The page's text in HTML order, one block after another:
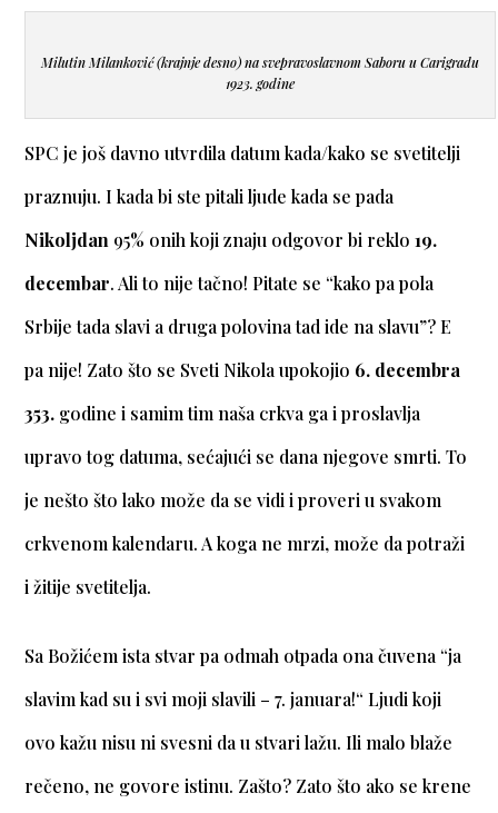
Milutin Milanković (krajnje desno) na svepravoslavnom Saboru u Carigradu
1923. godine
SPC je još davno utvrdila datum kada/kako se svetitelji
praznuju. I kada bi ste pitali ljude kada se pada
Nikoljdan 95% onih koji znaju odgovor bi reklo19.
decembar. Ali to nije tačno! Pitate se “kako pa pola
Srbije tada slavi a druga polovina tad ide na slavu”? E
pa nije! Zato što se Sveti Nikola upokojio 6. decembra
353. godine i samim tim naša crkva ga i proslavlja
upravo tog datuma, sećajući se dana njegove smrti. To
je nešto što lako može da se vidi i proveri u svakom
crkvenom kalendaru. A koga ne mrzi, može da potraži
i žitije svetitelja.
Sa Božićem ista stvar pa odmah otpada ona čuvena “ja
slavim kad su i svi moji slavili – 7. januara!“ Ljudi koji
ovo kažu nisu ni svesni da u stvari lažu. Ili malo blaže
rečeno, ne govore istinu. Zašto? Zato što ako se krene